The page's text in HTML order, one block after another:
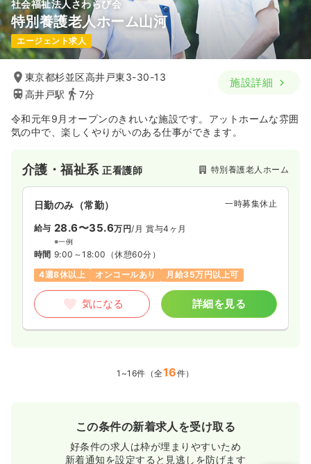
社会福祉法人さわらび会
特別養護老人ホーム山河
エージェント求人
東京都杉並区高井戸東3-30-13
高井戸駅
7分
施設詳細
令和元年9月オープンのきれいな施設です。アットホームな雰囲
気の中で、楽しくやりがいのある仕事ができます。
介護・福祉系正看護師 特別養護老人ホーム
日勤のみ（常勤） 一時募集休止
給与 28.6〜35.6万円/月 賞与4ヶ月
※一例
時間 9:00～18:00 （休憩60分）
4週8休以上
オンコールあり 月給35万円以上可
気になる 詳細を見る
1~16件（全16件）
この条件の新着求人を受け取る
好条件の求人は枠が埋まりやすいため
新着通知を設定すると見逃しを防げます